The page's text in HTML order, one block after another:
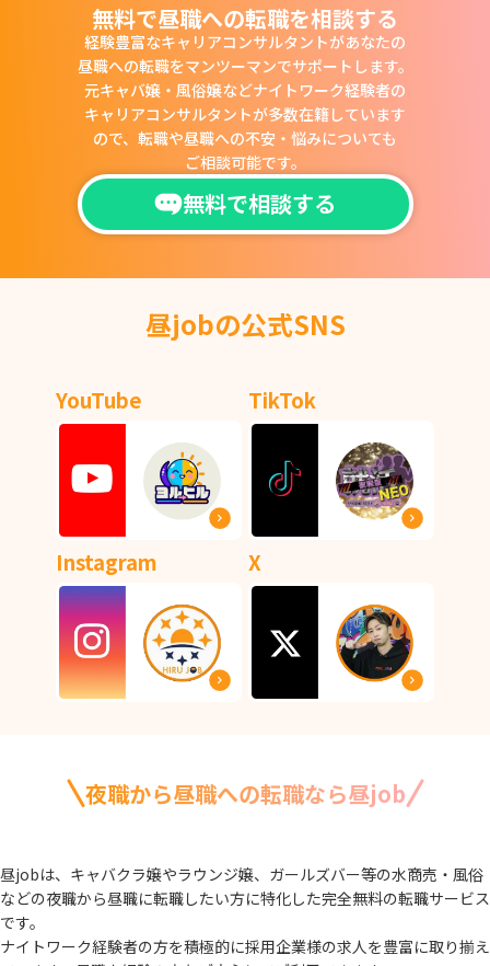
無料で昼職への転職を相談する
経験豊富なキャリアコンサルタントがあなたの
昼職への転職をマンツーマンでサポートします。
元キャバ嬢・風俗嬢などナイトワーク経験者の
キャリアコンサルタントが多数在籍しています
ので、 転職や昼職への不安・悩みについても
ご相談可能です。
無料で相談する
昼jobの公式SNS
YouTube TikTok
Instagram X
夜職から昼職への転職なら昼job
昼jobは、キャバクラ嬢やラウンジ嬢、ガールズバー等の水商売・風俗
などの夜職から昼職に転職したい方に特化した完全無料の転職サービス
です。
ナイトワーク経験者の方を積極的に採用企業様の求人を豊富に取り揃え